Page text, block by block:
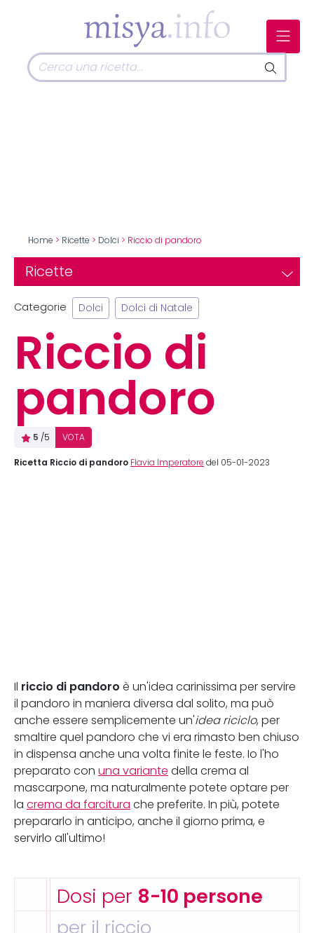
Home > Ricette > Dolci > Riccio di pandoro
Ricette
Categorie Dolci Dolci di Natale
Riccio di
pandoro
5 /5 VOTA
Ricetta Riccio di pandoro Flavia Imperatore del 05-01-2023
Il riccio di pandoro è un'idea carinissima per servire
il pandoro in maniera diversa dal solito, ma può
anche essere semplicemente un'idea riciclo, per
smaltire quel pandoro che vi era rimasto ben chiuso
in dispensa anche una volta finite le feste. Io l'ho
preparato con una variante della crema al
mascarpone, ma naturalmente potete optare per
la crema da farcitura che preferite. In più, potete
prepararlo in anticipo, anche il giorno prima, e
servirlo all'ultimo!
Dosi per 8-10 persone
per il riccio